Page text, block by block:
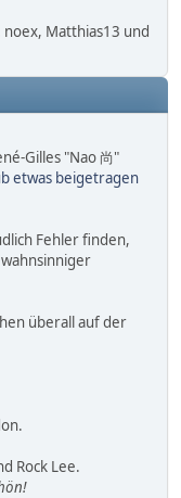
noex, Matthias13 und
Gilles "Nao 尚"
etwas beigetragen
Fehler finden,
überall auf der
Rock Lee.